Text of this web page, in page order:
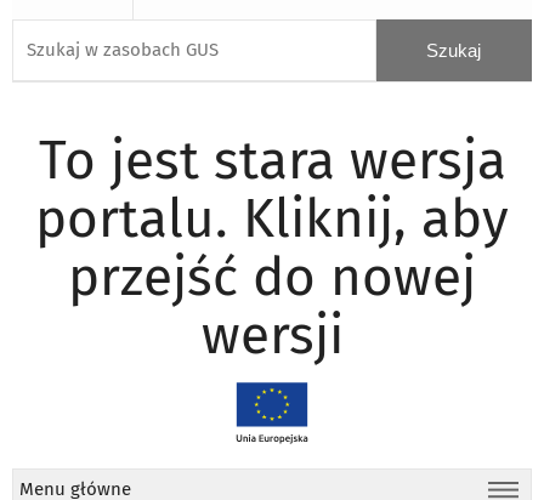
To jest stara wersja
portalu. Kliknij, aby
przejść do nowej
wersji
Menu główne